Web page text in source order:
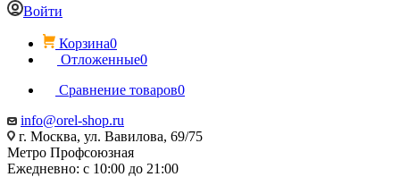
Войти
Корзина0
Отложенные0
Сравнение товаров0
info@orel-shop.ru
г. Москва, ул. Вавилова, 69/75
Метро Профсоюзная
Ежедневно: с 10:00 до 21:00